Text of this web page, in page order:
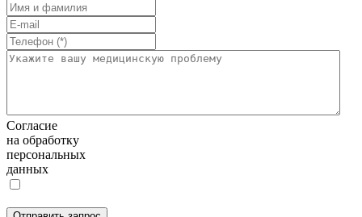
Согласие
на обработку
персональных
данных